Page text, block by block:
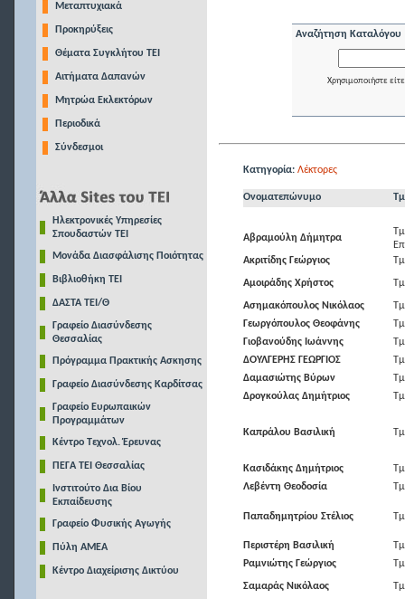
Μεταπτυχιακά
Προκηρύξεις
Θέματα Συγκλήτου ΤΕΙ
Αιτήματα Δαπανών
Μητρώα Εκλεκτόρων
Περιοδικά
Σύνδεσμοι
Ηλεκτρονικές Υπηρεσίες
Σπουδαστών ΤΕΙ
Μονάδα Διασφάλισης Ποιότητας
Βιβλιοθήκη ΤΕΙ
ΔΑΣΤΑ ΤΕΙ/Θ
Γραφείο Διασύνδεσης
Θεσσαλίας
Πρόγραμμα Πρακτικής Ασκησης
Γραφείο Διασύνδεσης Καρδίτσας
Γραφείο Ευρωπαικών
Προγραμμάτων
Κέντρο Τεχνολ. Έρευνας
ΠΕΓΑ ΤΕΙ Θεσσαλίας
Ινστιτούτο Δια Βίου
Εκπαίδευσης
Γραφείο Φυσικής Αγωγής
Πύλη ΑΜΕΑ
Κέντρο Διαχείρισης Δικτύου
Αναζήτηση Καταλόγου
Χρησιμοποιήστε
Κατηγορία: Λέκτορες
Ονοματεπώνυμο
Αβραμούλη Δήμητρα
Ακριτίδης Γεώργιος
Αμοιράδης Χρήστος
Ασημακόπουλος Νικόλαος
Γεωργόπουλος Θεοφάνης
Γιοβανούδης Ιωάννης
ΔΟΥΛΓΕΡΗΣ ΓΕΩΡΓΙΟΣ
Δαμασιώτης Βύρων
Δρογκούλας Δημήτριος
Καπράλου Βασιλική
Κασιδάκης Δημήτριος
Λεβέντη Θεοδοσία
Παπαδημητρίου Στέλιος
Περιστέρη Βασιλική
Ραμνιώτης Γεώργιος
Σαμαράς Νικόλαος